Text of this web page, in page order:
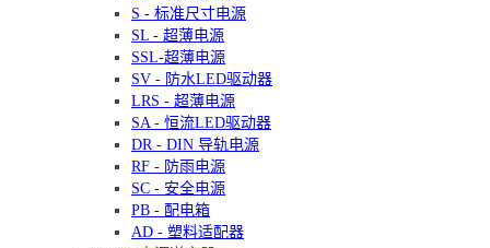
S - 标准尺寸电源
SL - 超薄电源
SSL-超薄电源
SV - 防水LED驱动器
LRS - 超薄电源
SA - 恒流LED驱动器
DR - DIN 导轨电源
RF - 防雨电源
SC - 安全电源
PB - 配电箱
AD - 塑料适配器